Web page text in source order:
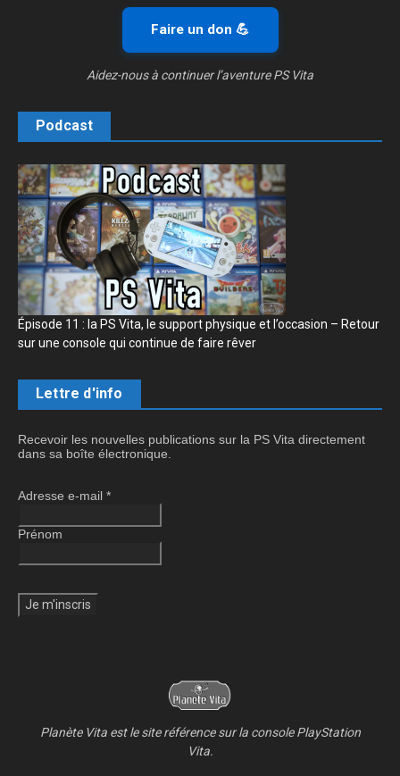
Faire un don 💪
Aidez-nous à continuer l’aventure PS Vita
Podcast
Épisode 11 : la PS Vita, le support physique et l’occasion – Retour
sur une console qui continue de faire rêver
Lettre d'info
Recevoir les nouvelles publications sur la PS Vita directement
dans sa boîte électronique.
Adresse e-mail *
Prénom
Planète Vita est le site référence sur la console PlayStation
Vita.